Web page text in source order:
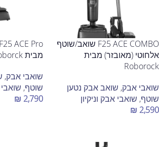
F25 ACE COMBO שואב/שוטף
אלחוטי (מאובזר) מבית
Roborock
שואבי אבק, שואב אבק נטען
שוטף, שואבי אבק וניקיון
₪ 2,590
מבית Roborck
שואבי אבק,
שוטף, שואבי
₪ 2,790